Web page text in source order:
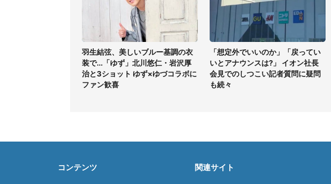
羽生結弦、美しいブルー基調の衣
装で...「ゆず」北川悠仁・岩沢厚
治と3ショット ゆず×ゆづコラボに
ファン歓喜
「想定外でいいのか」「戻ってい
いとアナウンスは?」 イオン社長
会見でのしつこい記者質問に疑問
も続々
コンテンツ 関連サイト